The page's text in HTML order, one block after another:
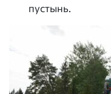
пустынь.